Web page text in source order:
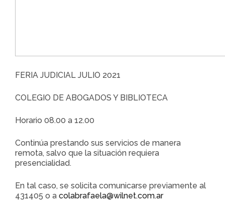
FERIA JUDICIAL JULIO 2021
COLEGIO DE ABOGADOS Y BIBLIOTECA
Horario 08.00 a 12.00
Continúa prestando sus servicios de manera
remota, salvo que la situación requiera
presencialidad.
En tal caso, se solicita comunicarse previamente al
431405 o a colabrafaela@wilnet.com.ar